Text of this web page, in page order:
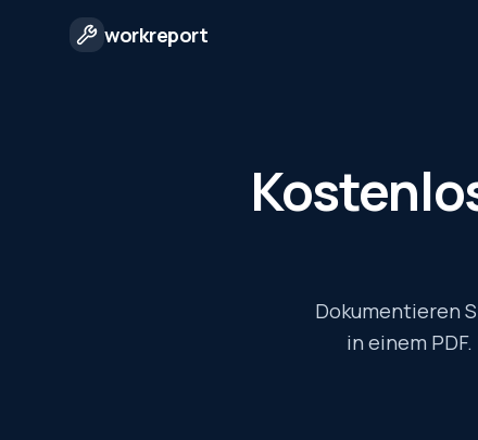
workreport
Dokumentieren
in einem